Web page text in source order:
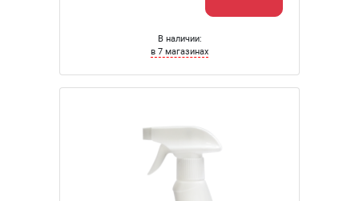
В наличии:
в 7 магазинах